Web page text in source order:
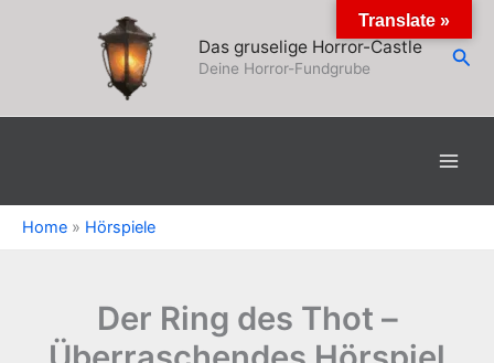
Das gruselige Horror-Castle
Deine Horror-Fundgrube
Home » Hörspiele
Der Ring des Thot –
Translate »